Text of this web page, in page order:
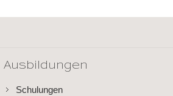
Ausbildungen
Schulungen